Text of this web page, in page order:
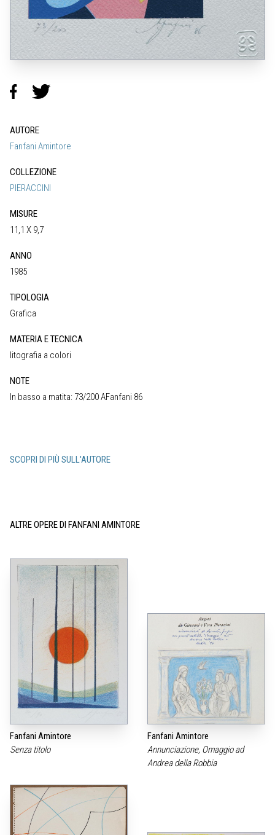
AUTORE
Fanfani Amintore
COLLEZIONE
PIERACCINI
MISURE
11,1 X 9,7
ANNO
1985
TIPOLOGIA
Grafica
MATERIA E TECNICA
litografia a colori
NOTE
In basso a matita: 73/200 AFanfani 86
SCOPRI DI PIÙ SULL'AUTORE
ALTRE OPERE DI FANFANI AMINTORE
Fanfani Amintore
Senza titolo
Fanfani Amintore
Annunciazione, Omaggio ad
Andrea della Robbia